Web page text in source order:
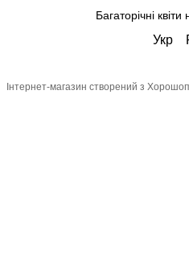
Багаторічні
Укр
Інтернет-магазин створений з Хорошоп